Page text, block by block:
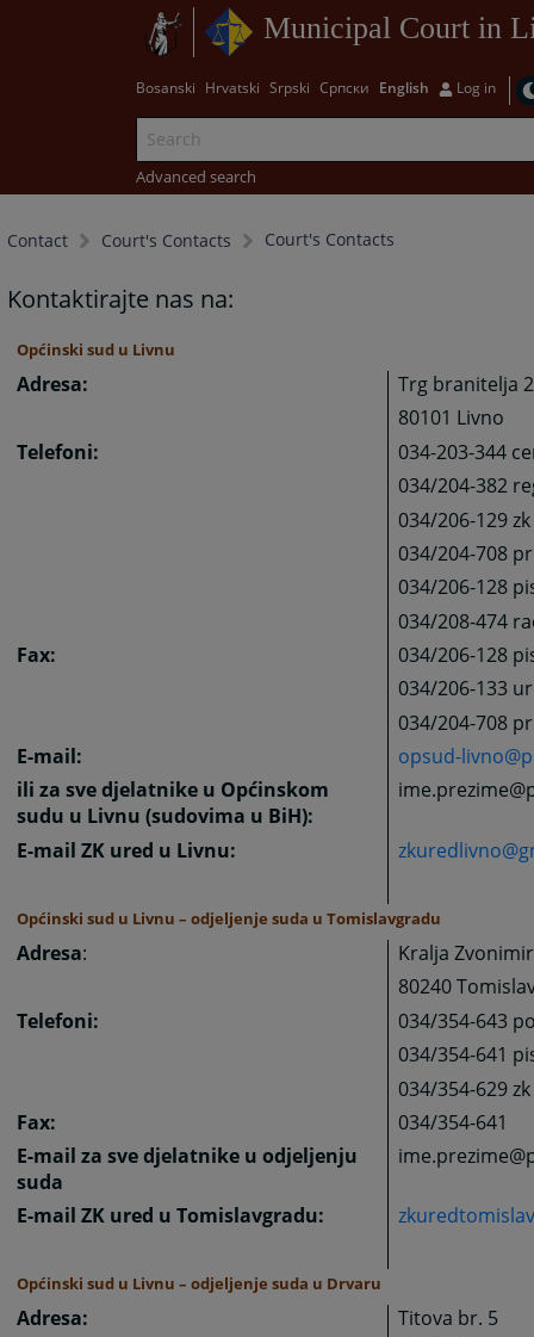
Municipal Court in
Bosanski Hrvatski Srpski Српски English Log in
Advanced search
Contact Court's Contacts Court's Contacts
Kontaktirajte nas na:
Općinski sud u Livnu
Adresa:
Trg branitelja 2
80101 Livno
Telefoni:
034-203-344
034/204-382
034/206-129
034/204-708
034/206-128
034/208-474
Fax:
034/206-128
034/206-133
034/204-708
E-mail:
opsud-
ili za sve djelatnike u Općinskom
sudu u Livnu (sudovima u BiH):
E-mail ZK ured u Livnu:
Općinski sud u Livnu – odjeljenje suda u Tomislavgradu
Adresa:
Kralja
80240
Telefoni:
034/354-643
034/354-641
034/354-629
Fax:
034/354-641
E-mail za sve djelatnike u odjeljenju
suda
E-mail ZK ured u Tomislavgradu:
Općinski sud u Livnu – odjeljenje suda u Drvaru
Adresa:
Titova br. 5